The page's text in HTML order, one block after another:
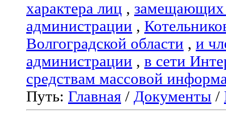
характера лиц , замещающих
администрации ,
Волгоградской области , и
администрации , в сети
средствам массовой
Путь: Главная / Документы /